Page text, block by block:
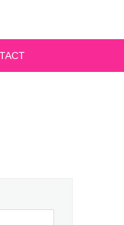
okecamper/